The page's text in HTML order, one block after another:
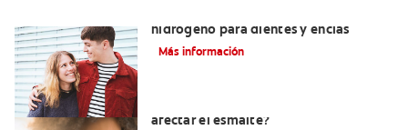
hidrógeno para dientes y encías
Más información
afectar el esmalte?